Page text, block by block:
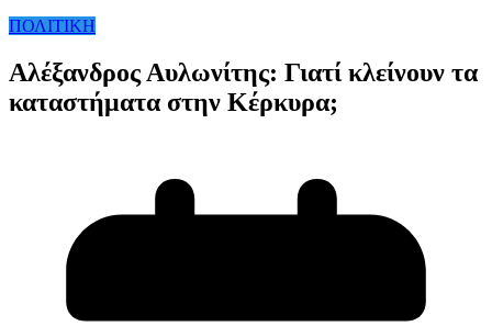
ΠΟΛΙΤΙΚΗ
Αλέξανδρος Αυλωνίτης: Γιατί κλείνουν τα
καταστήματα στην Κέρκυρα;